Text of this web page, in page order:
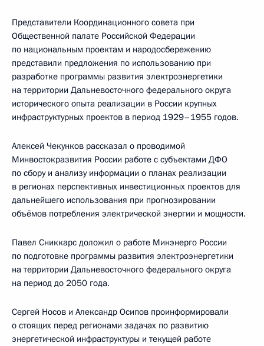
Представители Координационного совета при
Общественной палате Российской Федерации
по национальным проектам и народосбережению
представили предложения по использованию при
разработке программы развития электроэнергетики
на территории Дальневосточного федерального округа
исторического опыта реализации в России крупных
инфраструктурных проектов в период 1929–1955 годов.
Алексей Чекунков рассказал о проводимой
Минвостокразвития России работе с субъектами ДФО
по сбору и анализу информации о планах реализации
в регионах перспективных инвестиционных проектов для
дальнейшего использования при прогнозировании
объёмов потребления электрической энергии и мощности.
Павел Сниккарс доложил о работе Минэнерго России
по подготовке программы развития электроэнергетики
на территории Дальневосточного федерального округа
на период до 2050 года.
Сергей Носов и Александр Осипов проинформировали
о стоящих перед регионами задачах по развитию
энергетической инфраструктуры и текущей работе